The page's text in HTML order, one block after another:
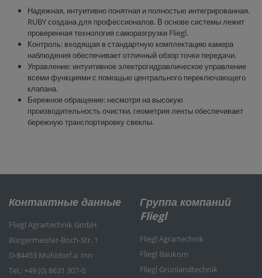
Надежная, интуитивно понятная и полностью интегрированная.
RUBY создана для профессионалов. В основе системы лежит
проверенная технология саморазгрузки Fliegl.
Контроль: входящая в стандартную комплектацию камера
наблюдения обеспечивает отличный обзор точки передачи.
Управление: интуитивное электрогидравлическое управление
всеми функциями с помощью центрального переключающего
клапана.
Бережное обращение: несмотря на высокую
производительность очистки, геометрия ленты обеспечивает
бережную транспортировку свеклы.
Контактные данные
Fliegl Agrartechnik GmbH
Bürgermeister-Boch-Str. 1
D-84453 Mühldorf a. Inn
Tel.: +49 (0) 8631 307-0
Группа компаний
Fliegl
Fliegl Agrartechnik
Fliegl Baukom
Fliegl Grünlandtechnik